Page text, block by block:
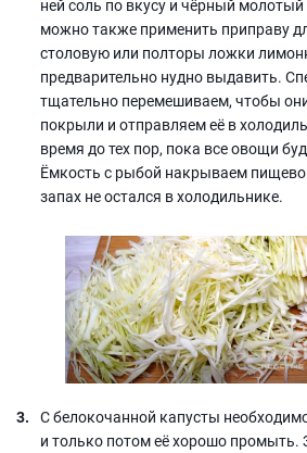
ней соль по вкусу и чёрный
можно также применить приправу
столовую или полторы ложки
предварительно нудно выдавить.
тщательно перемешиваем, чтобы
покрыли и отправляем её в
время до тех пор, пока все овощи
Ёмкость с рыбой накрываем
запах не остался в холодильнике.
С белокочанной капусты
и только потом её хорошо промыть.